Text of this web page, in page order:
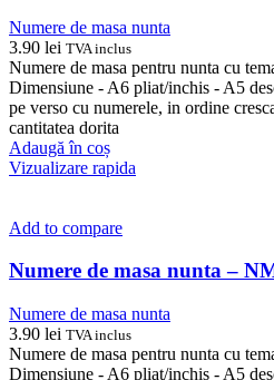
Numere de masa nunta
3.90 lei TVA inclus
Numere de masa pentru nunta cu
Dimensiune - A6 pliat/inchis - A5
pe verso cu numerele, in ordine
cantitatea dorita
Adaugă în coș
Vizualizare rapida
Add to compare
Numere de masa nunta –
Numere de masa nunta
3.90 lei TVA inclus
Numere de masa pentru nunta cu
Dimensiune - A6 pliat/inchis - A5